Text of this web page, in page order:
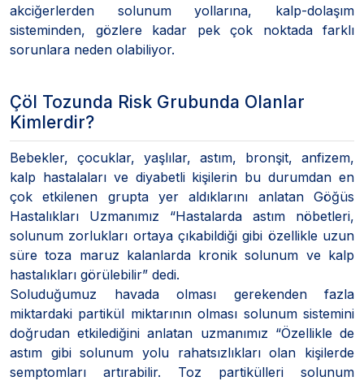
akciğerlerden solunum yollarına, kalp-dolaşım
sisteminden, gözlere kadar pek çok noktada farklı
sorunlara neden olabiliyor.
Çöl Tozunda Risk Grubunda Olanlar
Kimlerdir?
Bebekler, çocuklar, yaşlılar, astım, bronşit, anfizem,
kalp hastalaları ve diyabetli kişilerin bu durumdan en
çok etkilenen grupta yer aldıklarını anlatan Göğüs
Hastalıkları Uzmanımız “Hastalarda astım nöbetleri,
solunum zorlukları ortaya çıkabildiği gibi özellikle uzun
süre toza maruz kalanlarda kronik solunum ve kalp
hastalıkları görülebilir” dedi.
Soluduğumuz havada olması gerekenden fazla
miktardaki partikül miktarının olması solunum sistemini
doğrudan etkilediğini anlatan uzmanımız “Özellikle de
astım gibi solunum yolu rahatsızlıkları olan kişilerde
semptomları artırabilir. Toz partikülleri solunum